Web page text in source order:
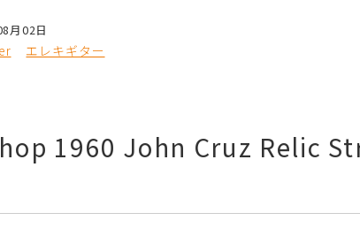
月02日
エレキギター
1960 John Cruz Relic